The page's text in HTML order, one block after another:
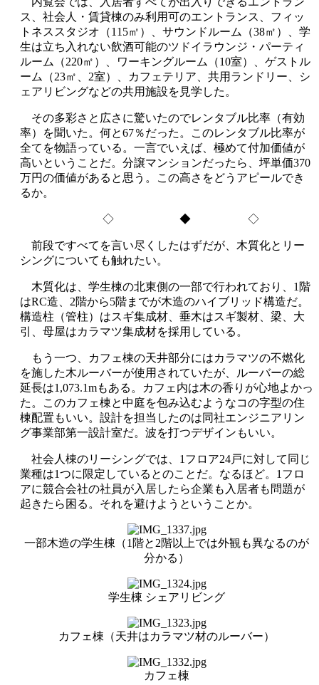
ス、社会人・賃貸棟のみ利用可のエントランス、フィッ
トネススタジオ（115㎡）、サウンドルーム（38㎡）、学
生は立ち入れない飲酒可能のツドイラウンジ・パーティ
ルーム（220㎡）、ワーキングルーム（10室）、ゲストル
ーム（23㎡、2室）、カフェテリア、共用ランドリー、シ
ェアリビングなどの共用施設を見学した。
その多彩さと広さに驚いたのでレンタブル比率（有効
率）を聞いた。何と67％だった。このレンタブル比率が
全てを物語っている。一言でいえば、極めて付加価値が
高いということだ。分譲マンションだったら、坪単価370
万円の価値があると思う。この高さをどうアピールでき
るか。
◇ ◆ ◇
前段ですべてを言い尽くしたはずだが、木質化とリー
シングについても触れたい。
木質化は、学生棟の北東側の一部で行われており、1階
はRC造、2階から5階までが木造のハイブリッド構造だ。
構造柱（管柱）はスギ集成材、垂木はスギ製材、梁、大
引、母屋はカラマツ集成材を採用している。
もう一つ、カフェ棟の天井部分にはカラマツの不燃化
を施した木ルーバーが使用されていたが、ルーバーの総
延長は1,073.1mもある。カフェ内は木の香りが心地よかっ
た。このカフェ棟と中庭を包み込むようなコの字型の住
棟配置もいい。設計を担当したのは同社エンジニアリン
グ事業部第一設計室だ。波を打つデザインもいい。
社会人棟のリーシングでは、1フロア24戸に対して同じ
業種は1つに限定しているとのことだ。なるほど。1フロ
アに競合会社の社員が入居したら企業も入居者も問題が
起きたら困る。それを避けようということか。
一部木造の学生棟（1階と2階以上では外観も異なるのが
分かる）
学生棟 シェアリビング
カフェ棟（天井はカラマツ材のルーバー）
カフェ棟